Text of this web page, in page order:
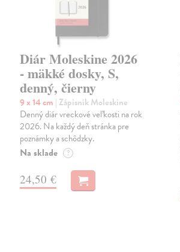
Diár Moleskine 2026
- mäkké dosky, S,
denný, čierny
9 x 14 cm | Zápisník Moleskine
Denný diár vreckové veľkosti na rok
2026. Na každý deň stránka pre
poznámky a schôdzky.
Na sklade ?
24,50 €